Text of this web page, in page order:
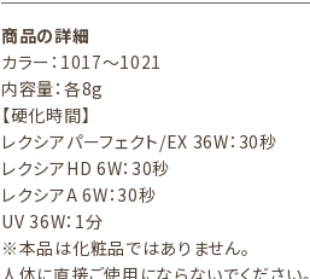
商品の詳細
カラー：1017～1021
内容量：各8g
【硬化時間】
レクシアパーフェクト/EX 36W：30秒
レクシアHD 6W：30秒
レクシアA 6W：30秒
UV 36W：1分
※本品は化粧品ではありません。
人体に直接ご使用にならないでください。